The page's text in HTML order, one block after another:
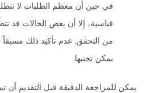
في حين أن معظم الطلبات لا
قياسية، إلا أن بعض الحالات قد
من التحقق. عدم تأكيد ذلك مسبقاً
يمكن تجنبها.
يمكن للمراجعة الدقيقة قبل التقديم أن